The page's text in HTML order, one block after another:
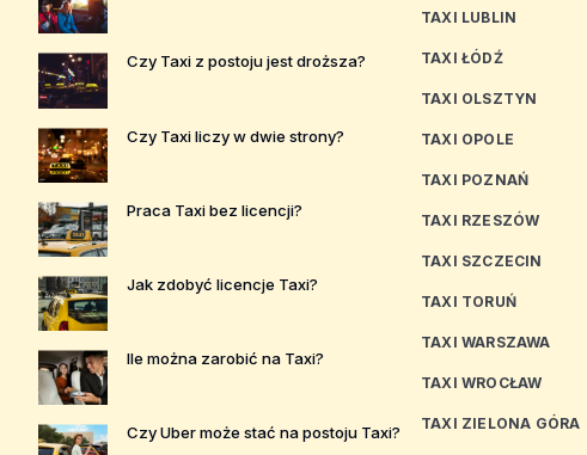
Czy Taxi z postoju jest droższa?
Czy Taxi liczy w dwie strony?
Praca Taxi bez licencji?
Jak zdobyć licencje Taxi?
Ile można zarobić na Taxi?
Czy Uber może stać na postoju Taxi?
TAXI LUBLIN
TAXI ŁÓDŹ
TAXI OLSZTYN
TAXI OPOLE
TAXI POZNAŃ
TAXI RZESZÓW
TAXI SZCZECIN
TAXI TORUŃ
TAXI WARSZAWA
TAXI WROCŁAW
TAXI ZIELONA GÓRA